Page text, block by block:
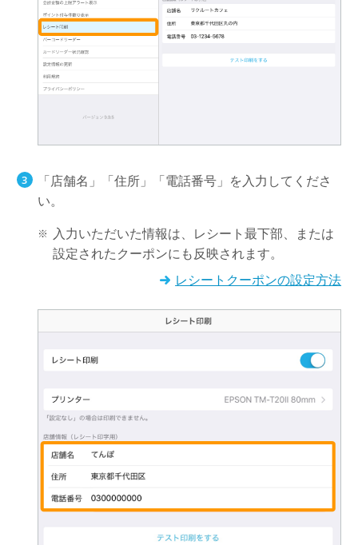
「店舗名」「住所」「電話番号」を入力してくださ
い。
入力いただいた情報は、レシート最下部、または
設定されたクーポンにも反映されます。
レシートクーポンの設定方法